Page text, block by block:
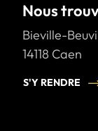
Nous
Bieville-
14118 Caen
S'Y RENDRE